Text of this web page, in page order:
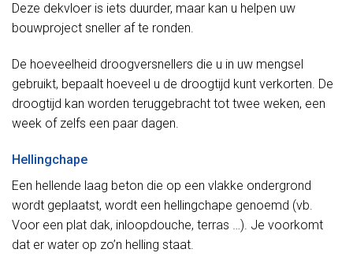
Deze dekvloer is iets duurder, maar kan u helpen uw
bouwproject sneller af te ronden.
De hoeveelheid droogversnellers die u in uw mengsel
gebruikt, bepaalt hoeveel u de droogtijd kunt verkorten. De
droogtijd kan worden teruggebracht tot twee weken, een
week of zelfs een paar dagen.
Hellingchape
Een hellende laag beton die op een vlakke ondergrond
wordt geplaatst, wordt een hellingchape genoemd (vb.
Voor een plat dak, inloopdouche, terras …). Je voorkomt
dat er water op zo’n helling staat.